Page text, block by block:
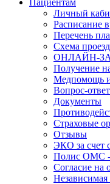
Пациентам
Личный
Расписание
Перечень
Схема
ОНЛАЙН-
Получение
Медпомощь
Вопрос-ответ
Документы
Страховые
Отзывы
ЭКО за счет
Полис ОМС -
Согласие на
Независимая